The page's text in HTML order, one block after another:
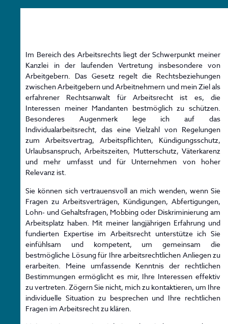
Im Bereich des Arbeitsrechts liegt der Schwerpunkt meiner
Kanzlei in der laufenden Vertretung insbesondere von
Arbeitgebern. Das Gesetz regelt die Rechtsbeziehungen
zwischen Arbeitgebern und Arbeitnehmern und mein Ziel als
erfahrener Rechtsanwalt für Arbeitsrecht ist es, die
Interessen meiner Mandanten bestmöglich zu schützen.
Besonderes Augenmerk lege ich auf das
Individualarbeitsrecht, das eine Vielzahl von Regelungen
zum Arbeitsvertrag, Arbeitspflichten, Kündigungsschutz,
Urlaubsanspruch, Arbeitszeiten, Mutterschutz, Väterkarenz
und mehr umfasst und für Unternehmen von hoher
Relevanz ist.
Sie können sich vertrauensvoll an mich wenden, wenn Sie
Fragen zu Arbeitsverträgen, Kündigungen, Abfertigungen,
Lohn- und Gehaltsfragen, Mobbing oder Diskriminierung am
Arbeitsplatz haben. Mit meiner langjährigen Erfahrung und
fundierten Expertise im Arbeitsrecht unterstütze ich Sie
einfühlsam und kompetent, um gemeinsam die
bestmögliche Lösung für Ihre arbeitsrechtlichen Anliegen zu
erarbeiten. Meine umfassende Kenntnis der rechtlichen
Bestimmungen ermöglicht es mir, Ihre Interessen effektiv
zu vertreten. Zögern Sie nicht, mich zu kontaktieren, um Ihre
individuelle Situation zu besprechen und Ihre rechtlichen
Fragen im Arbeitsrecht zu klären.